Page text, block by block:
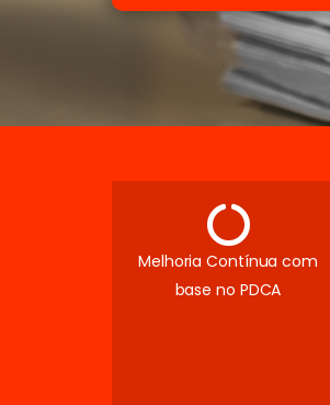
Melhoria Contínua com
base no PDCA